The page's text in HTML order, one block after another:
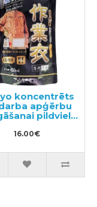
koncentrēts
apģērbu
pildviela
16.00€